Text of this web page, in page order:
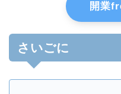
開業
さいごに